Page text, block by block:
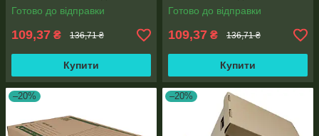
Готово до відправки
109,37 ₴ 136,71 ₴
Купити
Готово до відправки
109,37 ₴ 136,71 ₴
Купити
–20% –20%